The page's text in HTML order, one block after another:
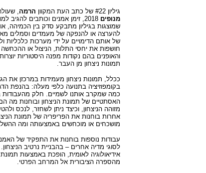
גיליון #22 של כתב העת המקוון הרמה,
מנופים
2018, זימן אמנים וכותבים
שמוצגות בגיליון מתבקע סדק בין הכמיהה,
להערצה או להנפקה של מעמדים וסמלים
של אותם הדימויים על ידי מערכות כלכליות
חושפות את יחסי התלות, הניצול או ההכחשה
והאופנים בהם נקודות מפנה היסטוריות
תמונות ניצחון מן העבר.
ככלל, תמונות ניצחון מעמידות במרכזן את
בקומפוזיציה בתנועה כלפי מעלה: בהנפת
כמה שמקרב אותנו לשמיים. חלק מהעבודות
האסתטיים של תמונת הניצחון ובוחנות מה
מזוהה הניצחון, וכיצד ניתן לשחזר, לנכס
אחרות בוחנות את הפריפריה של תמונת
מושכחים או מוכחשים באמצעותה ומה
עבודות נוספות בוחנות את התפקיד של
לסוגי מדיה אחרים – בהבניית נרטיב
אידיאולוגיה לאומית, הופכת באמצעות
מהספרה הציבורית אל המרחב הפרטי.